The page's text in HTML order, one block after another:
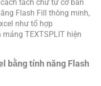
tách chữ từ cơ bản
Flash Fill thông minh,
như tổ hợp
mảng TEXTSPLIT hiện
bằng tính năng Flash